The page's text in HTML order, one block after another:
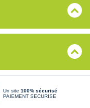
Un site 100% sécurisé
PAIEMENT SECURISE